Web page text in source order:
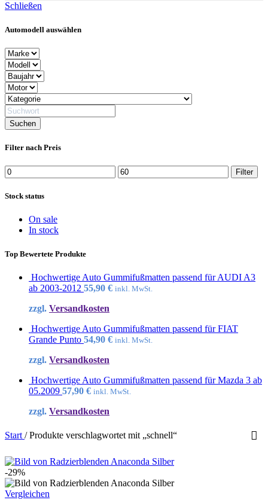
Schließen
Automodell auswählen
Filter nach Preis
Min.
Preis
Max.
Preis
Filter
Stock status
On sale
In stock
Top Bewertete Produkte
Hochwertige Auto Gummifußmatten passend für AUDI A3
ab 2003-2012 55,90 € inkl. MwSt.
zzgl. Versandkosten
Hochwertige Auto Gummifußmatten passend für FIAT
Grande Punto 54,90 € inkl. MwSt.
zzgl. Versandkosten
Hochwertige Auto Gummifußmatten passend für Mazda 3 ab
05.2009 57,90 € inkl. MwSt.
zzgl. Versandkosten
Start / Produkte verschlagwortet mit „schnell“
-29%
Vergleichen